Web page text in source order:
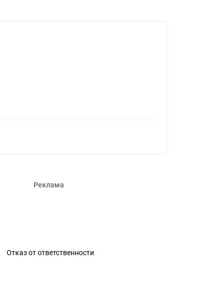
Реклама
Отказ от ответственности